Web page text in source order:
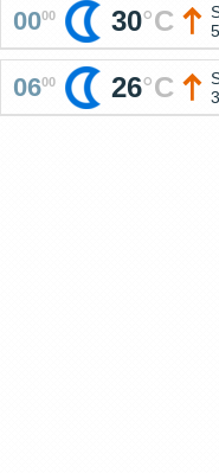
0000 30°C
0600 26°C